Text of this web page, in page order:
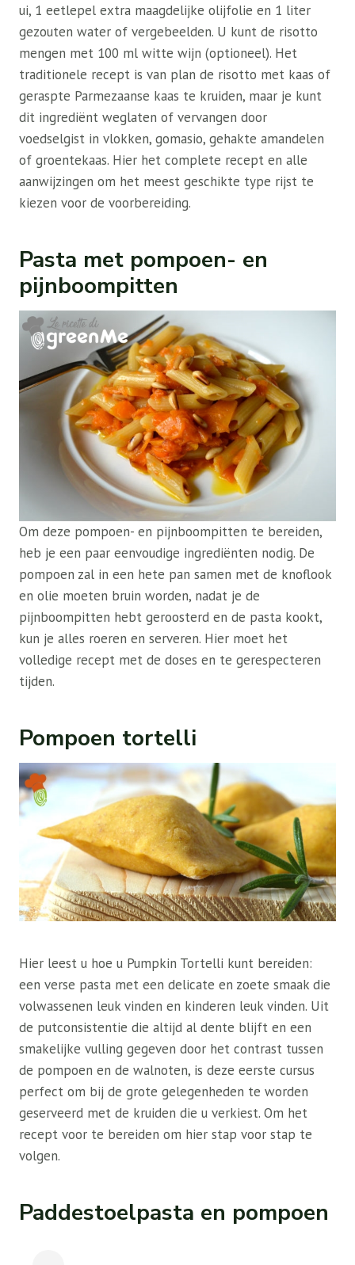
ui, 1 eetlepel extra maagdelijke olijfolie en 1 liter
gezouten water of vergebeelden. U kunt de risotto
mengen met 100 ml witte wijn (optioneel). Het
traditionele recept is van plan de risotto met kaas of
geraspte Parmezaanse kaas te kruiden, maar je kunt
dit ingrediënt weglaten of vervangen door
voedselgist in vlokken, gomasio, gehakte amandelen
of groentekaas. Hier het complete recept en alle
aanwijzingen om het meest geschikte type rijst te
kiezen voor de voorbereiding.
Pasta met pompoen- en
pijnboompitten
Om deze pompoen- en pijnboompitten te bereiden,
heb je een paar eenvoudige ingrediënten nodig. De
pompoen zal in een hete pan samen met de knoflook
en olie moeten bruin worden, nadat je de
pijnboompitten hebt geroosterd en de pasta kookt,
kun je alles roeren en serveren. Hier moet het
volledige recept met de doses en te gerespecteren
tijden.
Pompoen tortelli
Hier leest u hoe u Pumpkin Tortelli kunt bereiden:
een verse pasta met een delicate en zoete smaak die
volwassenen leuk vinden en kinderen leuk vinden. Uit
de putconsistentie die altijd al dente blijft en een
smakelijke vulling gegeven door het contrast tussen
de pompoen en de walnoten, is deze eerste cursus
perfect om bij de grote gelegenheden te worden
geserveerd met de kruiden die u verkiest. Om het
recept voor te bereiden om hier stap voor stap te
volgen.
Paddestoelpasta en pompoen